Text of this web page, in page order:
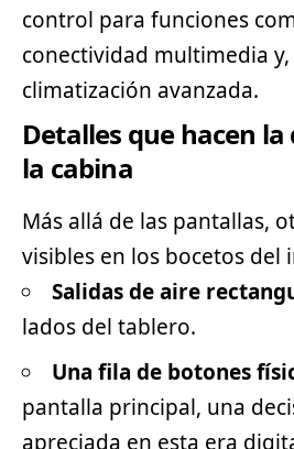
control para funciones
conectividad multimedia
climatización avanzada.
Detalles que hacen
la cabina
Más allá de las pantallas,
visibles en los bocetos del
Salidas de aire
lados del tablero.
Una fila de botones
pantalla principal, una
apreciada en esta era